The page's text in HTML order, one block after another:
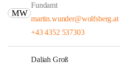
MW
Fundamt
martin.wunder@wolfsberg.at
+43 4352 537303
Daliah Groß